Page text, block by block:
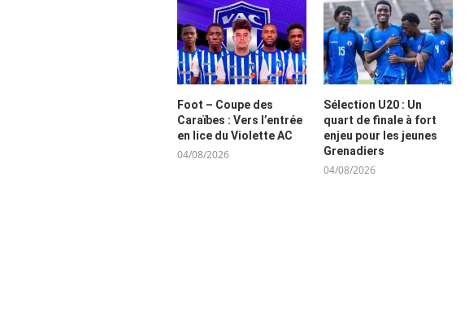
Foot – Coupe des
Caraïbes : Vers l’entrée
en lice du Violette AC
04/08/2026
Sélection U20 : Un
quart de finale à fort
enjeu pour les jeunes
Grenadiers
04/08/2026